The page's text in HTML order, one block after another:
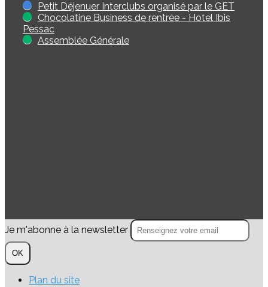
Petit Déjenuer Interclubs organisé par le GET
Chocolatine Business de rentrée - Hotel Ibis
Pessac
Assemblée Générale
Je m'abonne à la newsletter
OK
Plan du site